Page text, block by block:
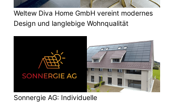
Weltew Diva Home GmbH vereint modernes
Design und langlebige Wohnqualität
Sonnergie AG: Individuelle